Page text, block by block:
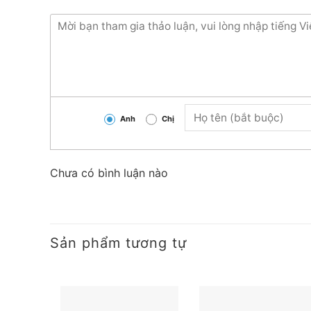
Anh Chị
Chưa có bình luận nào
Sản phẩm tương tự